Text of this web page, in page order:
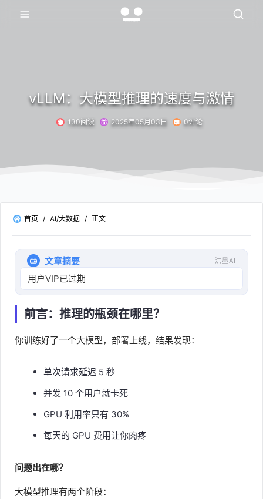
vLLM：大模型推理的速度与激情
130阅读 2025年05月03日 0评论
首页 / AI/大数据 / 正文
文章摘要 洪墨AI
用户VIP已过期
前言：推理的瓶颈在哪里？
你训练好了一个大模型，部署上线，结果发现：
单次请求延迟 5 秒
并发 10 个用户就卡死
GPU 利用率只有 30%
每天的 GPU 费用让你肉疼
问题出在哪？
大模型推理有两个阶段：